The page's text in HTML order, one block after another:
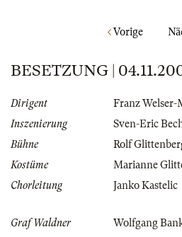
Vorige
BESETZUNG |
Dirigent
Franz Welser-
Inszenierung
Sven-Eric
Bühne
Rolf
Kostüme
Marianne
Chorleitung
Janko Kastelic
Graf Waldner
Wolfgang